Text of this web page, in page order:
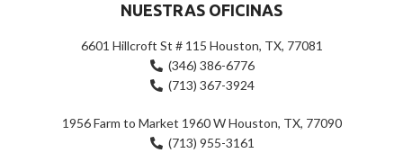
NUESTRAS OFICINAS
6601 Hillcroft St # 115 Houston, TX, 77081
(346) 386-6776
(713) 367-3924
1956 Farm to Market 1960 W Houston, TX, 77090
(713) 955-3161